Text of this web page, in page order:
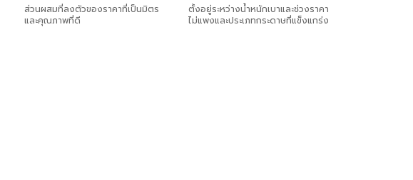
ส่วนผสมที่ลงตัวของราคาที่เป็นมิตร
และคุณภาพที่ดี
ตั้งอยู่ระหว่างน้ําหนักเบาและช่วงราคา
ไม่แพงและประเภทกระดาษที่แข็งแกร่ง